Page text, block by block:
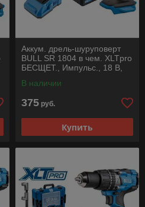
Аккум. дрель-шуруповерт
BULL SR 1804 в чем. XLTpro
БЕСЩЕТ., Импульс., 18 В,
В наличии
375 руб.
Купить